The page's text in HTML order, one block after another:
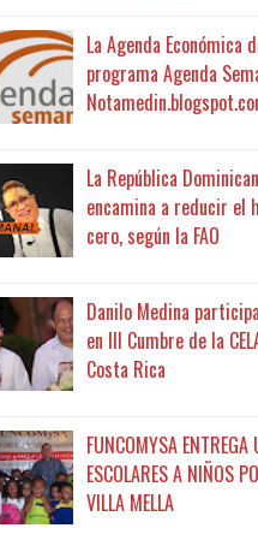
La Agenda Económica
programa Agenda
La República
encamina a reducir el
cero, según la FAO
Danilo Medina
en III Cumbre de la
Costa Rica
FUNCOMYSA ENTREGA
ESCOLARES A NIÑOS
VILLA MELLA